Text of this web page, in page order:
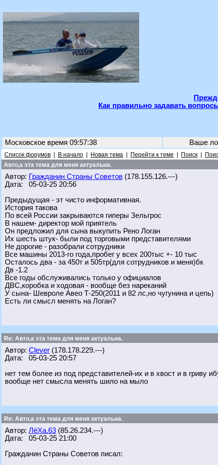
Как правильно задавать
Московское время 09:57:38 Ваше
Список форумов В начало Новая тема Перейти к теме Поиск
Авто,а эта тема для меня актуальна.
Автор: Гражданин Страны Советов (178.155.126.---)
Дата: 05-03-25 20:56
Предыдущая - эт чисто информативная.
История такова
По всей России закрываются гиперы Зельгрос
В нашем- директор мой приятель
Он предложил для сына выкупить Рено Логан
Их шесть штук- были под торговыми представителями
Не дорогие - разобрали сотрудники
Все машины 2013-го года,пробег у всех 200тыс +- 10 тыс
Осталось два - за 450т и 505тр(для сотрудников и меня)бк
Дв -1.2
Все годы обслуживались только у официалов
ДВС,коробка и ходовая - вообще без нареканий
У сына- Шевроле Авео Т-250(2011 и 82 лс,но чугунина и цепь)
Есть ли смысл менять на Логан?
Re: Авто,а эта тема для меня актуальна.
Автор: Clever (178.178.229.---)
Дата: 05-03-25 20:57
нет тем более из под представителей-их и в хвост и в гриву
вообще нет смысла менять шило на мыло
Re: Авто,а эта тема для меня актуальна.
Автор: ЛёХа.63 (85.26.234.---)
Дата: 05-03-25 21:00
Гражданин Страны Советов писал: